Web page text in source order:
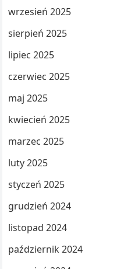
wrzesień 2025
sierpień 2025
lipiec 2025
czerwiec 2025
maj 2025
kwiecień 2025
marzec 2025
luty 2025
styczeń 2025
grudzień 2024
listopad 2024
październik 2024